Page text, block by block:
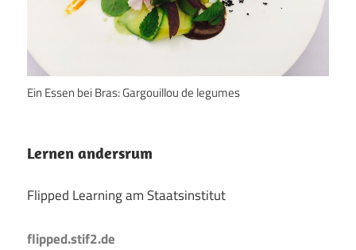
Ein Essen bei Bras: Gargouillou de legumes
Lernen andersrum
Flipped Learning am Staatsinstitut
flipped.stif2.de